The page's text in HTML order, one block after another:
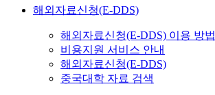
해외자료신청(E-DDS)
해외자료신청(E-DDS) 이용 방법
비용지원 서비스 안내
해외자료신청(E-DDS)
중국대학 자료 검색